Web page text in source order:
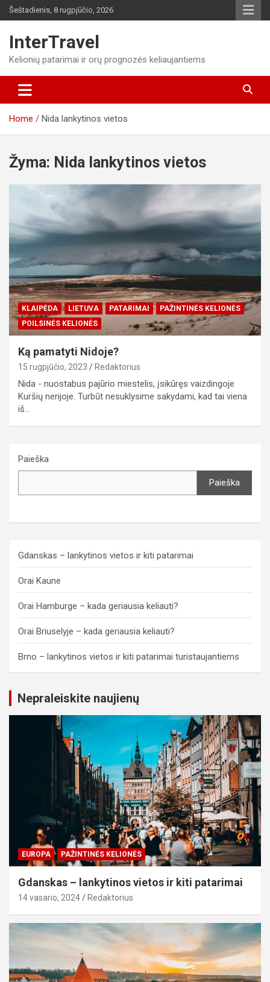
Skip
to
Šeštadienis, 8 rugpjūčio, 2026
InterTravel
Kelionių patarimai ir orų prognozės keliaujantiems
Home Nida lankytinos vietos
Žyma: Nida lankytinos vietos
KLAIPĖDA LIETUVA PATARIMAI
PAŽINTINĖS KELIONĖS
POILSINĖS KELIONĖS
Ką pamatyti Nidoje?
15 rugpjūčio, 2023 Redaktorius
Nida - nuostabus pajūrio miestelis, įsikūręs vaizdingoje
Kuršių nerijoje. Turbūt nesuklysime sakydami, kad tai viena
iš…
Paieška
Paieška
Gdanskas – lankytinos vietos ir kiti patarimai
Orai Kaune
Orai Hamburge – kada geriausia keliauti?
Orai Briuselyje – kada geriausia keliauti?
Brno – lankytinos vietos ir kiti patarimai turistaujantiems
Nepraleiskite naujienų
EUROPA PAŽINTINĖS KELIONĖS
Gdanskas – lankytinos vietos ir kiti patarimai
14 vasario, 2024 Redaktorius